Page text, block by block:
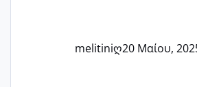
melitiniღ20 Μαίου,